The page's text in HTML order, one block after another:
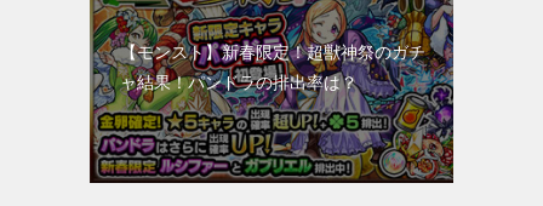
【モンスト】新春限定！超獣神祭のガチ
ャ結果！パンドラの排出率は？